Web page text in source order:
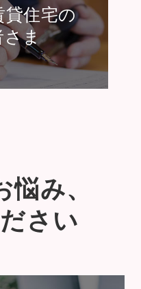
住宅の
さま
み、
さい